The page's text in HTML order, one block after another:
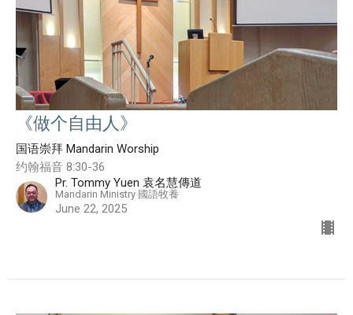
《做个自由人》
国语崇拜 Mandarin Worship
约翰福音 8:30-36
Pr. Tommy Yuen 袁名慧傳道
Mandarin Ministry 國語牧養
June 22, 2025